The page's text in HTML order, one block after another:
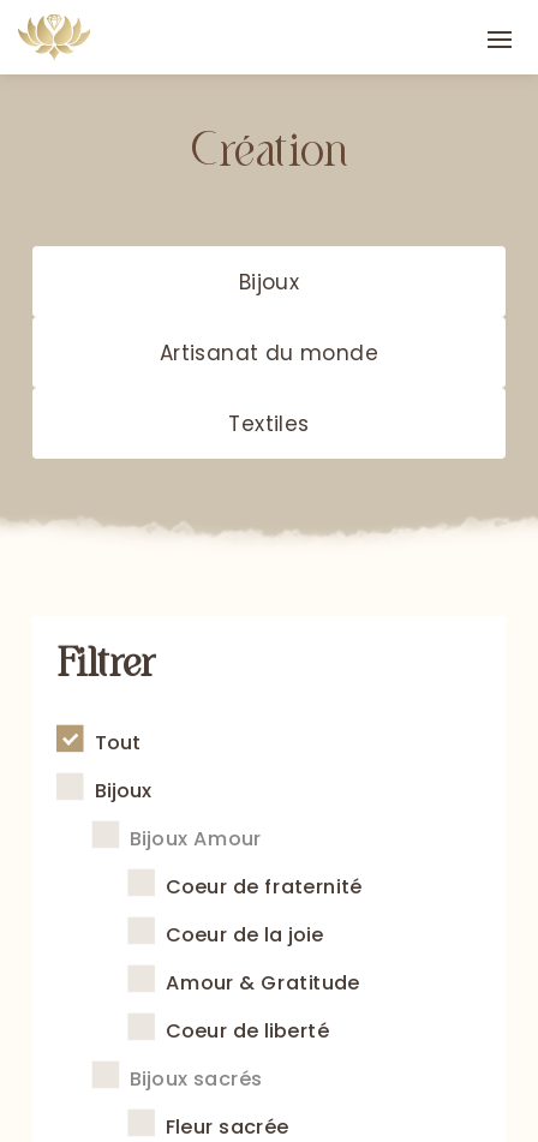
Création
Bijoux
Artisanat du monde
Textiles
Filtrer
Tout
Bijoux
Bijoux Amour
Coeur de fraternité
Coeur de la joie
Amour & Gratitude
Coeur de liberté
Bijoux sacrés
Fleur sacrée